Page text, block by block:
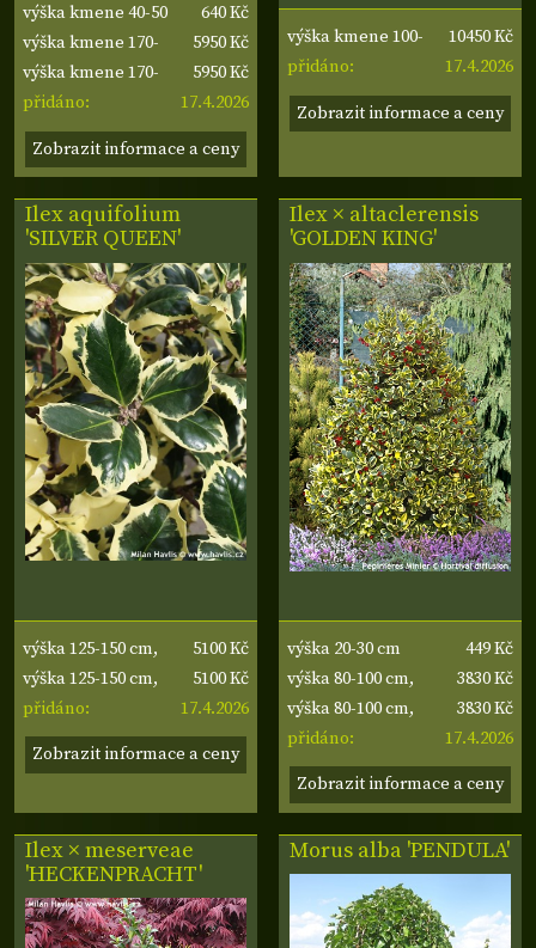
výška kmene 40-50
cm, šířka koruny
15-20 cm
640 Kč
výška kmene 170-
190 cm, obvod
kmene 10-12 cm,
šířka koruny 60-80
cm
5950 Kč
výška kmene 170-
190 cm, obvod
kmene 10-12 cm,
šířka koruny 60-80
5950 Kč
přidáno:
17.4.2026
Zobrazit informace a ceny
výška kmene 100-
110 cm, šířka
koruny 70-80 cm
10450 Kč
přidáno:
17.4.2026
Zobrazit informace a ceny
Ilex aquifolium
'SILVER QUEEN'
výška 125-150 cm,
šířka 40-50 cm
5100 Kč
výška 125-150 cm,
šířka 40-50 cm
5100 Kč
přidáno:
17.4.2026
Zobrazit informace a ceny
Ilex × altaclerensis
'GOLDEN KING'
výška 20-30 cm
449 Kč
výška 80-100 cm,
šířka 30-40 cm
3830 Kč
výška 80-100 cm,
šířka 30-40 cm
3830 Kč
přidáno:
17.4.2026
Zobrazit informace a ceny
Ilex × meserveae
'HECKENPRACHT'
Morus alba 'PENDULA'